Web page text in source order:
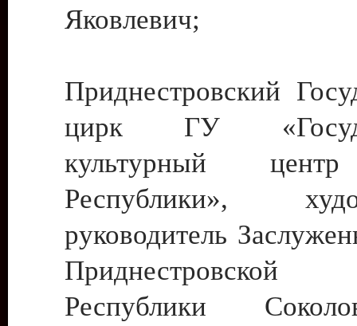
Яковлевич;
Приднестровский
цирк ГУ
культурный
Республики»,
руководитель
Приднестровской
Республики